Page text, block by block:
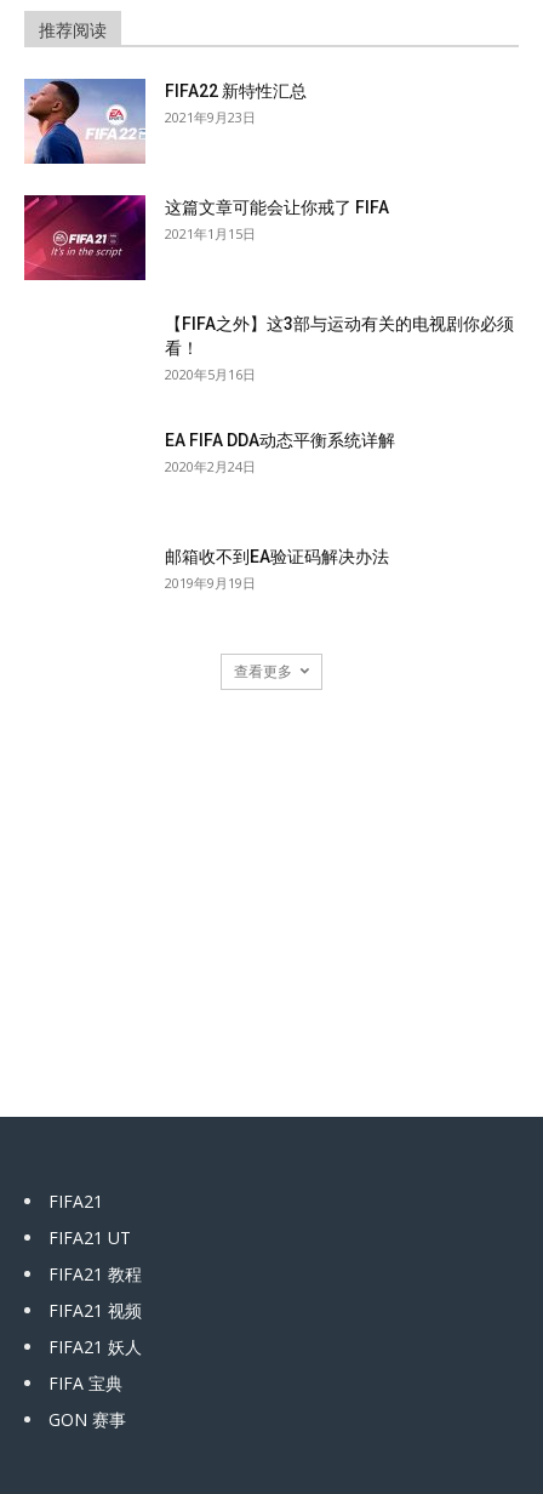
推荐阅读
FIFA22 新特性汇总
2021年9月23日
这篇文章可能会让你戒了 FIFA
2021年1月15日
【FIFA之外】这3部与运动有关的电视剧你必须
看！
2020年5月16日
EA FIFA DDA动态平衡系统详解
2020年2月24日
邮箱收不到EA验证码解决办法
2019年9月19日
查看更多
FIFA21
FIFA21 UT
FIFA21 教程
FIFA21 视频
FIFA21 妖人
FIFA 宝典
GON 赛事